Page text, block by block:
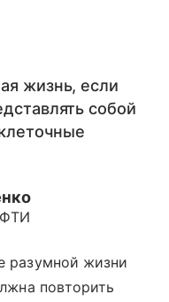
жизнь, если
собой
разумной жизни
повторить